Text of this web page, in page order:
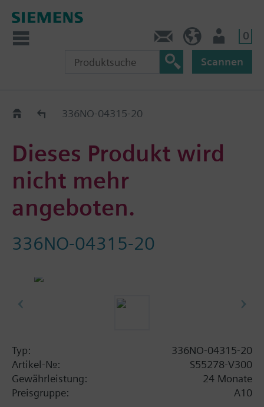
0
Scannen
Old2New336NO-04315-20
Dieses Produkt wird
nicht mehr
angeboten.
336NO-04315-20
Typ:
336NO-04315-20
Artikel-Nr.:
S55278-V300
Gewährleistung:
24 Monate
Preisgruppe:
A10